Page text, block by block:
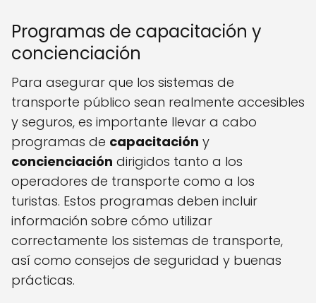
Programas de capacitación y
concienciación
Para asegurar que los sistemas de
transporte público sean realmente accesibles
y seguros, es importante llevar a cabo
programas de capacitación y
concienciación dirigidos tanto a los
operadores de transporte como a los
turistas. Estos programas deben incluir
información sobre cómo utilizar
correctamente los sistemas de transporte,
así como consejos de seguridad y buenas
prácticas.